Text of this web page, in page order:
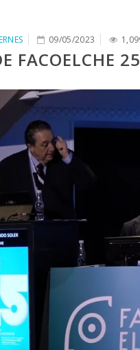
09/05/2023
FACOELCHE 25